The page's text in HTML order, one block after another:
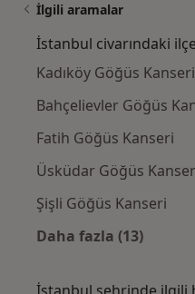
İlgili aramalar
İstanbul civarındaki
Kadıköy Göğüs Kanseri
Bahçelievler Göğüs
Fatih Göğüs Kanseri
Üsküdar Göğüs
Şişli Göğüs Kanseri
Daha fazla (13)